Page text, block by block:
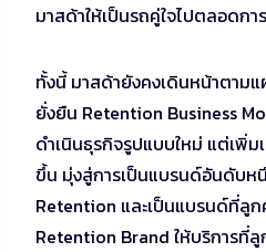
มาสด้าให้เป็นรถคู่ใจไปตลอดกา
ทั้งนี้ มาสด้ายังคงเดินหน้าตาม
ยั่งยืน Retention Business
ดำเนินธุรกิจรูปแบบใหม่ แต่เพิ่ม
ขึ้น มุ่งสู่การเป็นแบรนด์อันดับห
Retention และเป็นแบรนด์ที่ลูก
Retention Brand ให้บริการที่